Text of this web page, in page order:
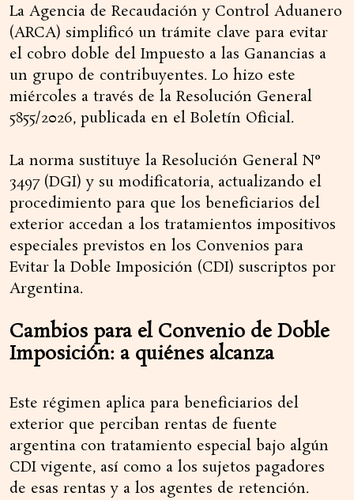
La Agencia de Recaudación y Control Aduanero
(ARCA) simplificó un trámite clave para evitar
el cobro doble del Impuesto a las Ganancias a
un grupo de contribuyentes. Lo hizo este
miércoles a través de la Resolución General
5855/2026, publicada en el Boletín Oficial.
La norma sustituye la Resolución General N°
3497 (DGI) y su modificatoria, actualizando el
procedimiento para que los beneficiarios del
exterior accedan a los tratamientos impositivos
especiales previstos en los Convenios para
Evitar la Doble Imposición (CDI) suscriptos por
Argentina.
Cambios para el Convenio de Doble
Imposición: a quiénes alcanza
Este régimen aplica para beneficiarios del
exterior que perciban rentas de fuente
argentina con tratamiento especial bajo algún
CDI vigente, así como a los sujetos pagadores
de esas rentas y a los agentes de retención.